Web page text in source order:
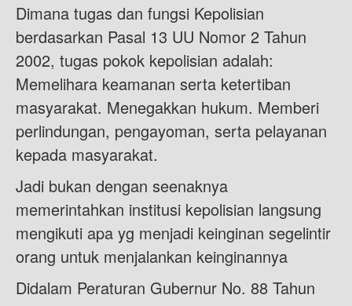
Dimana tugas dan fungsi Kepolisian
berdasarkan Pasal 13 UU Nomor 2 Tahun
2002, tugas pokok kepolisian adalah:
Memelihara keamanan serta ketertiban
masyarakat. Menegakkan hukum. Memberi
perlindungan, pengayoman, serta pelayanan
kepada masyarakat.
Jadi bukan dengan seenaknya
memerintahkan institusi kepolisian langsung
mengikuti apa yg menjadi keinginan segelintir
orang untuk menjalankan keinginannya
Didalam Peraturan Gubernur No. 88 Tahun